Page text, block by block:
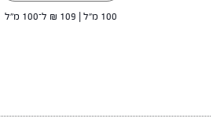
100 מ"ל | ₪ 109 ל־100 מ"ל